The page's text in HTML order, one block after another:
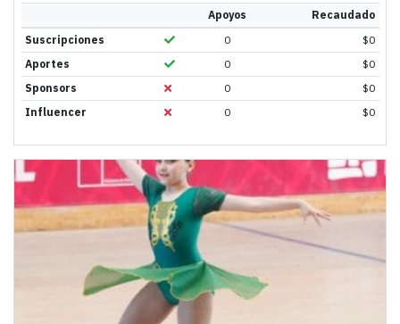
Apoyos
Recaudado
Suscripciones
0 $0
Aportes
0 $0
Sponsors
0 $0
Influencer
0 $0